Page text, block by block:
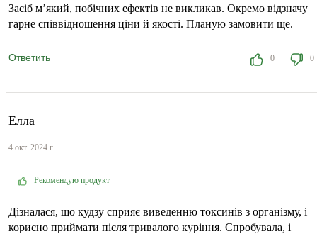
Засіб м’який, побічних ефектів не викликав. Окремо відзначу
гарне співвідношення ціни й якості. Планую замовити ще.
Ответить 0 0
Елла
4 окт. 2024 г.
Рекомендую продукт
Дізналася, що кудзу сприяє виведенню токсинів з організму, і
корисно приймати після тривалого куріння. Спробувала, і